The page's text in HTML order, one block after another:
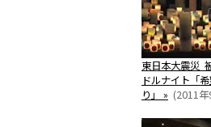
東日本大震災
ドルナイト「
り」 » (2011年